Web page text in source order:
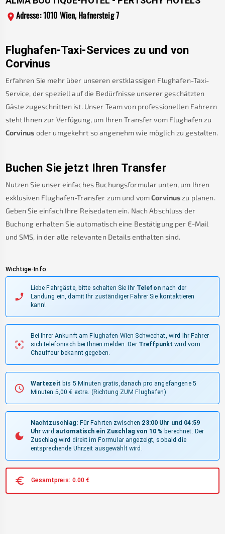
Adresse: 1010 Wien, Hafnersteig 7
Flughafen-Taxi-Services zu und von
Corvinus
Erfahren Sie mehr über unseren erstklassigen Flughafen-Taxi-
Service, der speziell auf die Bedürfnisse unserer geschätzten
Gäste zugeschnitten ist. Unser Team von professionellen Fahrern
steht Ihnen zur Verfügung, um Ihren Transfer vom Flughafen zu
Corvinus oder umgekehrt so angenehm wie möglich zu gestalten.
Buchen Sie jetzt Ihren Transfer
Nutzen Sie unser einfaches Buchungsformular unten, um Ihren
exklusiven Flughafen-Transfer zum und vomCorvinuszu planen.
Geben Sie einfach Ihre Reisedaten ein. Nach Abschluss der
Buchung erhalten Sie automatisch eine Bestätigung per E-Mail
und SMS, in der alle relevanten Details enthalten sind.
Wichtige-Info
Liebe Fahrgäste, bitte schalten Sie Ihr Telefonnach der
Landung ein, damit Ihr zuständiger Fahrer Sie kontaktieren
kann!
Bei Ihrer Ankunft am Flughafen Wien Schwechat, wird Ihr Fahrer
sich telefonisch bei Ihnen melden. Der Treffpunkt wird vom
Chauffeur bekannt gegeben.
Wartezeit bis 5 Minuten gratis,danach pro angefangene 5
Minuten 5,00 € extra. (Richtung ZUM Flughafen)
Nachtzuschlag: Für Fahrten zwischen 23:00 Uhr und 04:59
Uhr wird automatisch ein Zuschlag von 10 % berechnet. Der
Zuschlag wird direkt im Formular angezeigt, sobald die
entsprechende Uhrzeit ausgewählt wird.
Gesamtpreis: 0.00 €